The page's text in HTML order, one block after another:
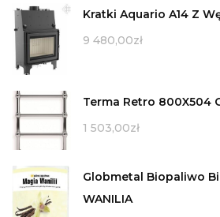
Kratki Aquario A14 Z
9 480,00zł
Terma Retro 800X504
1 503,00zł
Globmetal Biopaliwo
WANILIA